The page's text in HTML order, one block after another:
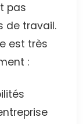
pas
de travail.
est très
: